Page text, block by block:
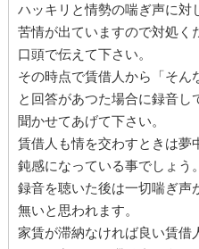
ハッキリと情勢の喘ぎ声に対
苦情が出ていますので対処く
口頭で伝えて下さい。
その時点で賃借人から「そん
と回答があつた場合に録音し
聞かせてあげて下さい。
賃借人も情を交わすときは夢
鈍感になっている事でしょう。
録音を聴いた後は一切喘ぎ声
無いと思われます。
家賃が滞納なければ良い賃借